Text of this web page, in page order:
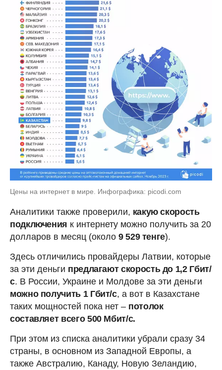
Цены на интернет в мире. Инфографика: picodi.com
Аналитики также проверили, какую скорость
подключения к интернету можно получить за 20
долларов в месяц (около 9 529 тенге).
Здесь отличились провайдеры Латвии, которые
за эти деньги предлагают скорость до 1,2 Гбит/
с. В России, Украине и Молдове за эти деньги
можно получить 1 Гбит/с, а вот в Казахстане
таких мощностей пока нет – потолок
составляет всего 500 Мбит/с.
При этом из списка аналитики убрали сразу 34
страны, в основном из Западной Европы, а
также Австралию, Канаду, Новую Зеландию,